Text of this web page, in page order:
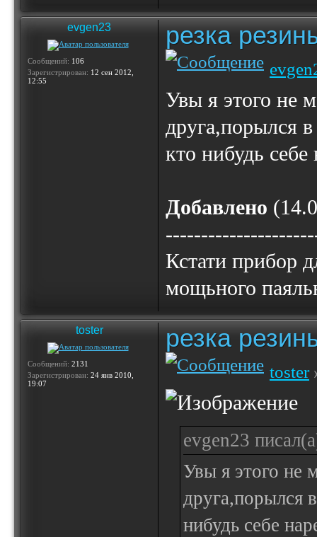
evgen23
Сообщений: 106
Зарегистрирован: 12 сен 2012,
12:55
резка
Увы я этого не
друга,порылся
кто нибудь себе
Добавлено
Кстати прибор
мощьного
toster
Сообщений: 2131
Зарегистрирован: 24 янв 2010,
19:07
резка
toster
evgen23
Увы я этого не
друга,порылся
нибудь себе